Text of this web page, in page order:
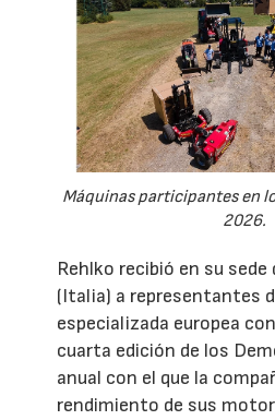
Máquinas participantes en
2026.
Rehlko recibió en su sede
(Italia) a representantes
especializada europea
cuarta edición de los
anual con el que la
rendimiento de sus